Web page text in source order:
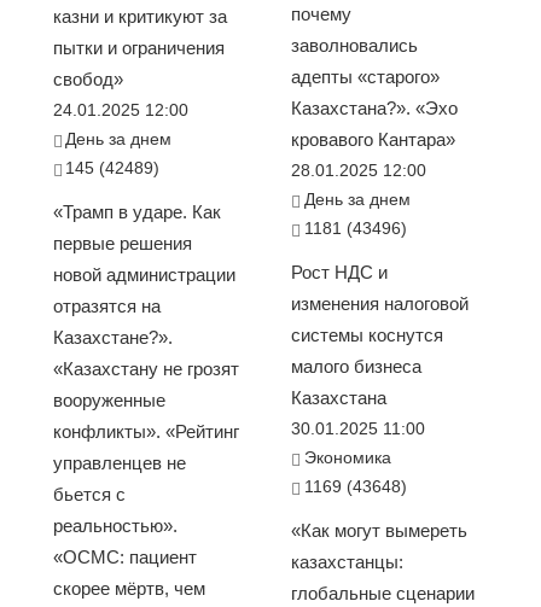
казни и критикуют за
пытки и ограничения
свобод»
24.01.2025 12:00
День за днем
145 (42489)
«Трамп в ударе. Как
первые решения
новой администрации
отразятся на
Казахстане?».
«Казахстану не грозят
вооруженные
конфликты». «Рейтинг
управленцев не
бьется с
реальностью».
«ОСМС: пациент
скорее мёртв, чем
почему
заволновались
адепты «старого»
Казахстана?». «Эхо
кровавого Кантара»
28.01.2025 12:00
День за днем
1181 (43496)
Рост НДС и
изменения налоговой
системы коснутся
малого бизнеса
Казахстана
30.01.2025 11:00
Экономика
1169 (43648)
«Как могут вымереть
казахстанцы:
глобальные сценарии